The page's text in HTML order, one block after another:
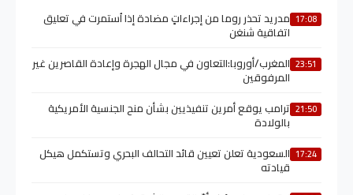
17:08 مدريد تحذر روما من إجراءاتٍ مضادة إذا اُستمرت في تعليق
اتفاقية شنغن
23:51 المغرب/أوروبا:التعاون في مجال الهجرة وإعادة القاصرين غير
المرفوقين
21:50 ترامب يوقع أمرين تنفيذيين بشأن منح الجنسية الأمريكية
بالولادة
17:24 السعودية تعلن تعيين قائد التحالف البحري وتستكمل هيكل
قيادته